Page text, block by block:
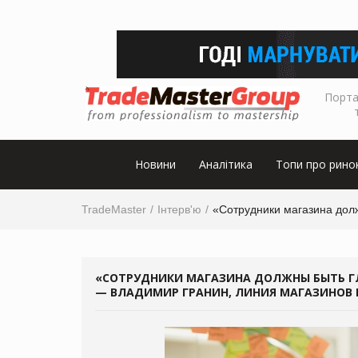
Новини Аналітика Топи про
TradeMaster Інтерв'ю «Сотрудники магазина
«СОТРУДНИКИ МАГАЗИНА ДОЛЖНЫ БЫТЬ
— ВЛАДИМИР ГРАНИН, ЛИНИЯ МАГАЗИНОВ